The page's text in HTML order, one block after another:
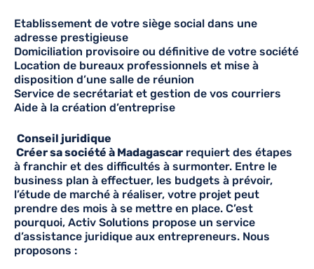
Etablissement de votre siège social dans une
adresse prestigieuse
Domiciliation provisoire ou définitive de votre société
Location de bureaux professionnels et mise à
disposition d’une salle de réunion
Service de secrétariat et gestion de vos courriers
Aide à la création d’entreprise
Conseil juridique
Créer sa société à Madagascar requiert des étapes
à franchir et des difficultés à surmonter. Entre le
business plan à effectuer, les budgets à prévoir,
l’étude de marché à réaliser, votre projet peut
prendre des mois à se mettre en place. C’est
pourquoi, Activ Solutions propose un service
d’assistance juridique aux entrepreneurs. Nous
proposons :